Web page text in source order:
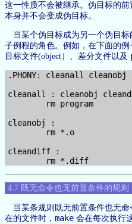
这一性质不会被继承。伪目标的
本身并不会变成伪目标。
当某个伪目标成为另一个伪目
子例程的角色。例如，在下面的例
目标文件(object）、差分文件以及
.PHONY: cleanall
cleanall : cleanobj
        rm program
cleanobj :
        rm *.o
cleandiff :
4.7 既无命令也无前置条件的规则
当某条规则既无前置条件也无
在的文件时， make 会在每次执行